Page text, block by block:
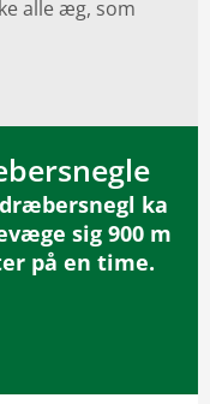
alle æg, som
ka
sig 900 m
på en time.